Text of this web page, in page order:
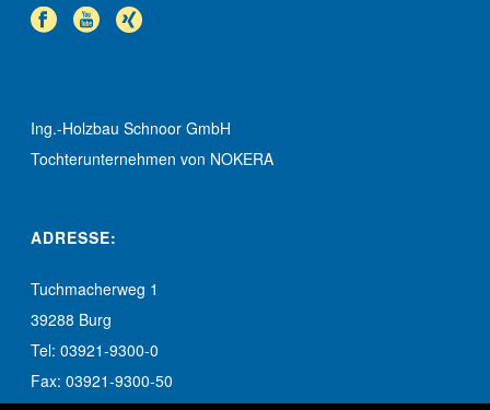
Ing.-Holzbau Schnoor GmbH
Tochterunternehmen von NOKERA
ADRESSE:
Tuchmacherweg 1
39288 Burg
Tel: 03921-9300-0
Fax: 03921-9300-50